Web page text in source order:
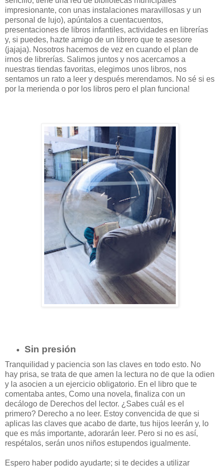
impresionante, con unas instalaciones maravillosas y un
personal de lujo), apúntalos a cuentacuentos,
presentaciones de libros infantiles, actividades en librerías
y, si puedes, hazte amigo de un librero que te asesore
(jajaja). Nosotros hacemos de vez en cuando el plan de
irnos de librerías. Salimos juntos y nos acercamos a
nuestras tiendas favoritas, elegimos unos libros, nos
sentamos un rato a leer y después merendamos. No sé si es
por la merienda o por los libros pero el plan funciona!
Sin presión
Tranquilidad y paciencia son las claves en todo esto. No
hay prisa, se trata de que amen la lectura no de que la odien
y la asocien a un ejercicio obligatorio. En el libro que te
comentaba antes, Como una novela, finaliza con un
decálogo de Derechos del lector. ¿Sabes cuál es el
primero? Derecho a no leer. Estoy convencida de que si
aplicas las claves que acabo de darte, tus hijos leerán y, lo
que es más importante, adorarán leer. Pero si no es así,
respétalos, serán unos niños estupendos igualmente.
Espero haber podido ayudarte; si te decides a utilizar